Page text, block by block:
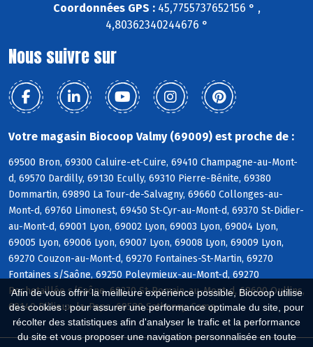
Afin de vous offrir la meilleure expérience possible, Biocoop utilise
des cookies : pour assurer une performance optimale du site, pour
récolter des statistiques afin d'analyser le trafic et la performance
du site et vous proposer une navigation personnalisée en toute
Coordonnées GPS :45,7755737652156 ° ,
4,80362340244676 °
Nous suivre sur
Votre magasin Biocoop Valmy (69009) est proche de :
69500 Bron, 69300 Caluire-et-Cuire, 69410 Champagne-au-Mont-
d, 69570 Dardilly, 69130 Ecully, 69310 Pierre-Bénite, 69380
Dommartin, 69890 La Tour-de-Salvagny, 69660 Collonges-au-
Mont-d, 69760 Limonest, 69450 St-Cyr-au-Mont-d, 69370 St-Didier-
au-Mont-d, 69001 Lyon, 69002 Lyon, 69003 Lyon, 69004 Lyon,
69005 Lyon, 69006 Lyon, 69007 Lyon, 69008 Lyon, 69009 Lyon,
69270 Couzon-au-Mont-d, 69270 Fontaines-St-Martin, 69270
Fontaines s/Saône, 69250 Poleymieux-au-Mont-d, 69270
Rochetaillée s/Saône, 69270 St-Romain-au-Mont-d, 69600 Oullins,
69140 Rillieux-la-Pape, 69580 Sathonay-Camp